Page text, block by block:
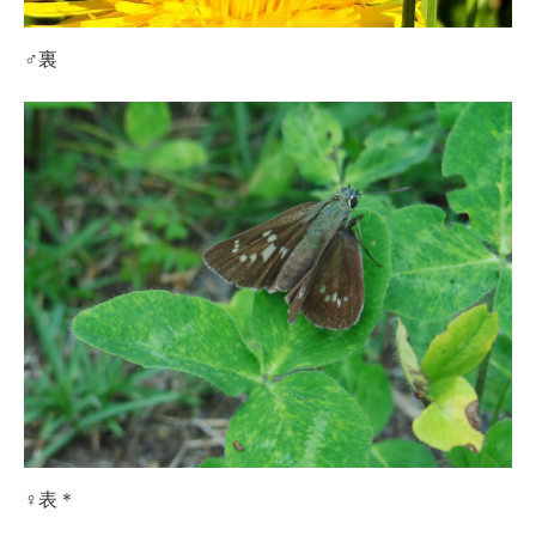
♂裏
♀表＊